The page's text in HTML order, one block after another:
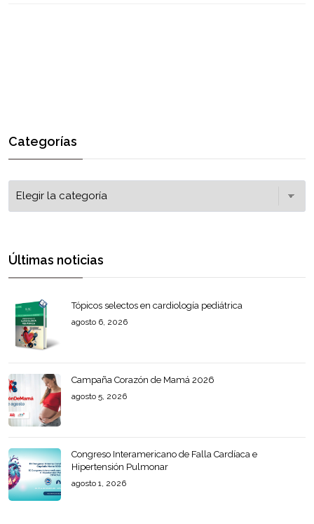
Categorías
Últimas noticias
Tópicos selectos en cardiología pediátrica
agosto 6, 2026
Campaña Corazón de Mamá 2026
agosto 5, 2026
Congreso Interamericano de Falla Cardíaca e
Hipertensión Pulmonar
agosto 1, 2026